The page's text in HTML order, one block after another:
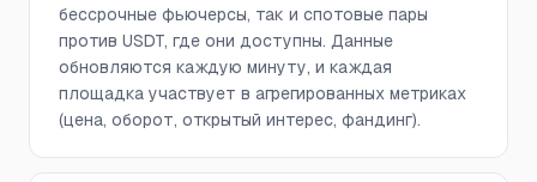
бессрочные фьючерсы, так и спотовые пары
против USDT, где они доступны. Данные
обновляются каждую минуту, и каждая
площадка участвует в агрегированных метриках
(цена, оборот, открытый интерес, фандинг).